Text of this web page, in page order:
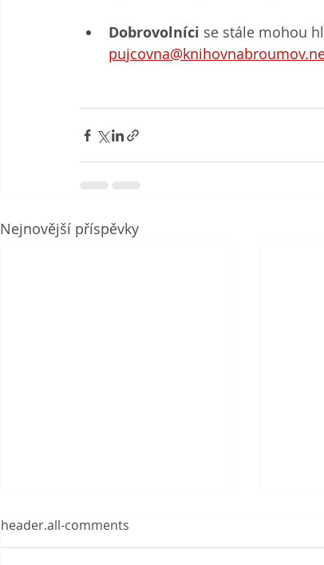
Dobrovolníci se stále mohou
Nejnovější příspěvky
header.all-comments